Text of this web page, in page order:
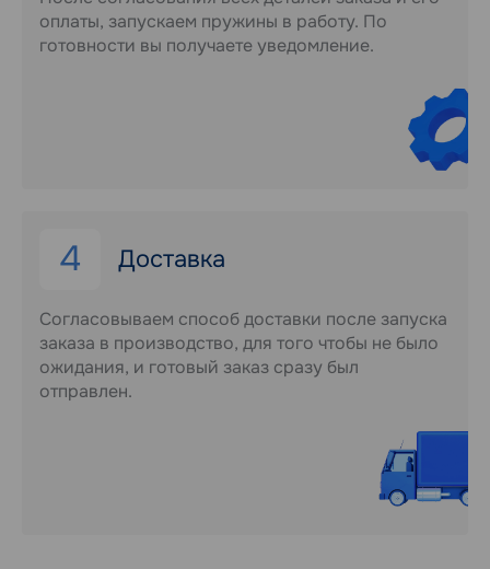
оплаты, запускаем пружины в работу. По
готовности вы получаете уведомление.
4 Доставка
Согласовываем способ доставки после запуска
заказа в производство, для того чтобы не было
ожидания, и готовый заказ сразу был
отправлен.